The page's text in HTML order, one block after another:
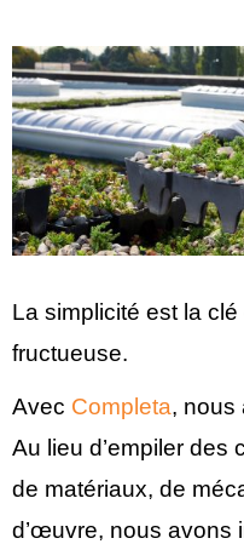
La simplicité est la clé
fructueuse.
Avec Completa, nous
Au lieu d’empiler des
de matériaux, de
d’œuvre, nous avons